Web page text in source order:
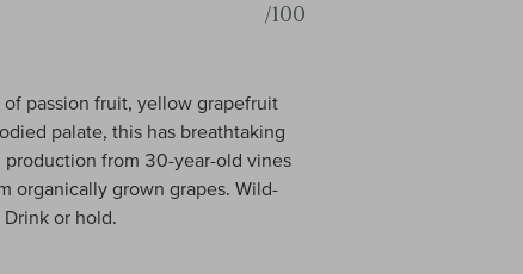
/100
passion fruit, yellow grapefruit
palate, this has breathtaking
from 30-year-old vines
organically grown grapes. Wild-
or hold.